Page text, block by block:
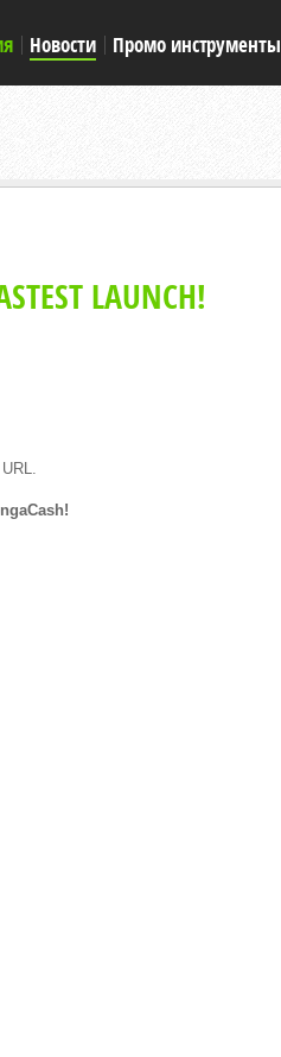
Новости Промо инструменты
LAUNCH!